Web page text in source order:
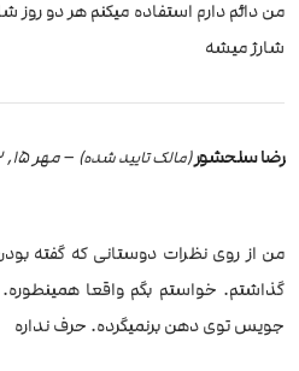
من دائم دارم استفاده میکنم هر دو
شارژ میشه
رضا سلحشور(مالک تایید شده) –مهر 15, 1402
من از روی نظرات دوستانی که
گذاشتم. خواستم بگم واقعا
جویس توی دهن برنمیگرده. حرف نداره